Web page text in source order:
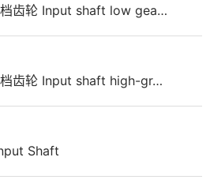
齿轮 Input shaft low gea…
齿轮 Input shaft high-gr…
Shaft